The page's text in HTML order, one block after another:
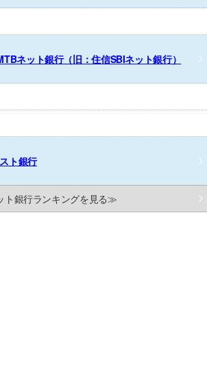
ネット銀行（旧：住信SBIネット銀行）
ト銀行
ト銀行ランキングを見る≫